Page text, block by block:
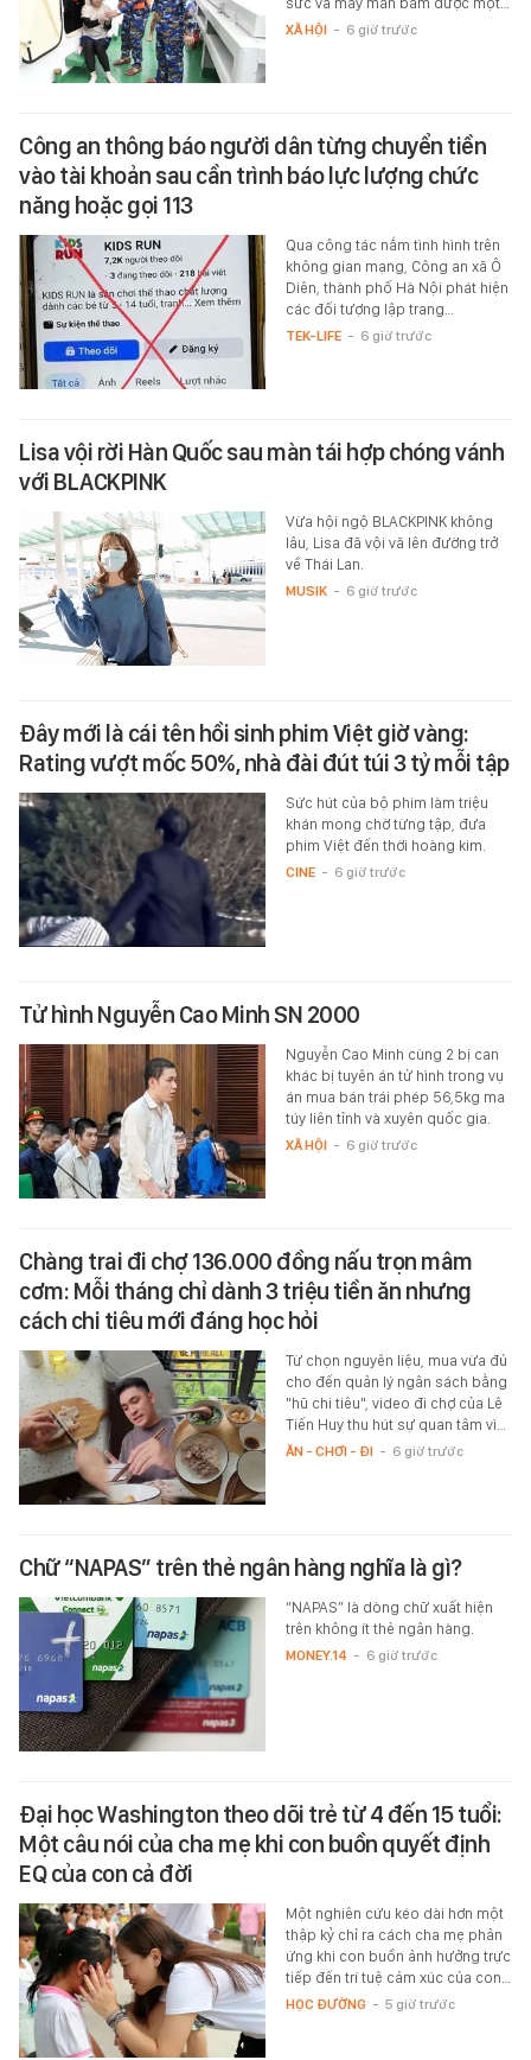
XÃ HỘI - 6 giờ trước
Công an thông báo người dân từng chuyển tiền
vào tài khoản sau cần trình báo lực lượng chức
năng hoặc gọi 113
Qua công tác nắm tình hình trên
không gian mạng, Công an xã Ô
Diên, thành phố Hà Nội phát hiện
các đối tượng lập trang…
TEK-LIFE - 6 giờ trước
Lisa vội rời Hàn Quốc sau màn tái hợp chóng vánh
với BLACKPINK
Vừa hội ngộ BLACKPINK không
lâu, Lisa đã vội vã lên đường trở
về Thái Lan.
MUSIK - 6 giờ trước
Đây mới là cái tên hồi sinh phim Việt giờ vàng:
Rating vượt mốc 50%, nhà đài đút túi 3 tỷ mỗi tập
Sức hút của bộ phim làm triệu
khán mong chờ từng tập, đưa
phim Việt đến thời hoàng kim.
CINE - 6 giờ trước
Tử hình Nguyễn Cao Minh SN 2000
Nguyễn Cao Minh cùng 2 bị can
khác bị tuyên án tử hình trong vụ
án mua bán trái phép 56,5kg ma
túy liên tỉnh và xuyên quốc gia.
XÃ HỘI - 6 giờ trước
Chàng trai đi chợ 136.000 đồng nấu trọn mâm
cơm: Mỗi tháng chỉ dành 3 triệu tiền ăn nhưng
cách chi tiêu mới đáng học hỏi
Từ chọn nguyên liệu, mua vừa đủ
cho đến quản lý ngân sách bằng
"hũ chi tiêu", video đi chợ của Lê
Tiến Huy thu hút sự quan tâm vì…
ĂN - CHƠI - ĐI - 6 giờ trước
Chữ “NAPAS” trên thẻ ngân hàng nghĩa là gì?
“NAPAS” là dòng chữ xuất hiện
trên không ít thẻ ngân hàng.
MONEY.14 - 6 giờ trước
Đại học Washington theo dõi trẻ từ 4 đến 15 tuổi:
Một câu nói của cha mẹ khi con buồn quyết định
EQ của con cả đời
Một nghiên cứu kéo dài hơn một
thập kỷ chỉ ra cách cha mẹ phản
ứng khi con buồn ảnh hưởng trực
tiếp đến trí tuệ cảm xúc của con…
HỌC ĐƯỜNG - 5 giờ trước